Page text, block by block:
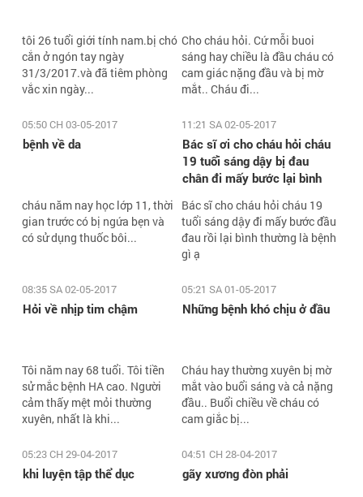
tôi 26 tuổi giới tính nam.bị chó
cắn ở ngón tay ngày
31/3/2017.và đã tiêm phòng
vắc xin ngày...
Cho cháu hỏi. Cứ mỗi buoi
sáng hay chiều là đầu cháu có
cam giác nặng đầu và bị mờ
mắt.. Cháu đi...
05:50 CH 03-05-2017
bệnh về da
cháu năm nay học lớp 11, thời
gian trước có bị ngứa bẹn và
có sử dụng thuốc bôi...
11:21 SA 02-05-2017
Bác sĩ ơi cho cháu hỏi cháu
19 tuổi sáng dậy bị đau
chân đi mấy bước lại bình
Bác sĩ cho cháu hỏi cháu 19
tuổi sáng dậy đi mấy bước đầu
đau rồi lại bình thường là bệnh
gì ạ
08:35 SA 02-05-2017
Hỏi về nhịp tim chậm
Tôi năm nay 68 tuổi. Tôi tiền
sử mắc bệnh HA cao. Người
cảm thấy mệt mỏi thường
xuyên, nhất là khi...
05:21 SA 01-05-2017
Những bệnh khó chịu ở đầu
Cháu hay thường xuyên bị mờ
mắt vào buổi sáng và cả nặng
đầu.. Buổi chiều về cháu có
cam giắc bị...
05:23 CH 29-04-2017
khi luyện tập thể dục
04:51 CH 28-04-2017
gãy xương đòn phải